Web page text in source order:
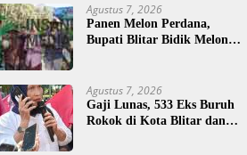
Agustus 7, 2026
Panen Melon Perdana,
Bupati Blitar Bidik Melon
Agustus 7, 2026
Gaji Lunas, 533 Eks Buruh
Rokok di Kota Blitar dan